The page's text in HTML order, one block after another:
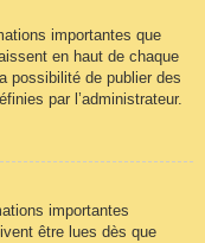
importantes que
en haut de chaque
possibilité de publier des
par l’administrateur.
importantes
être lues dès que